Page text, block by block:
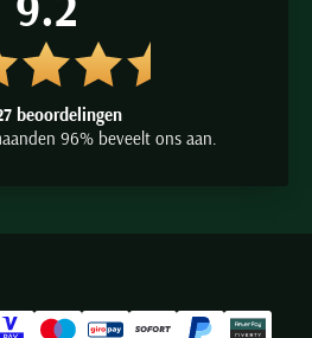
beoordelingen
96% beveelt ons aan.